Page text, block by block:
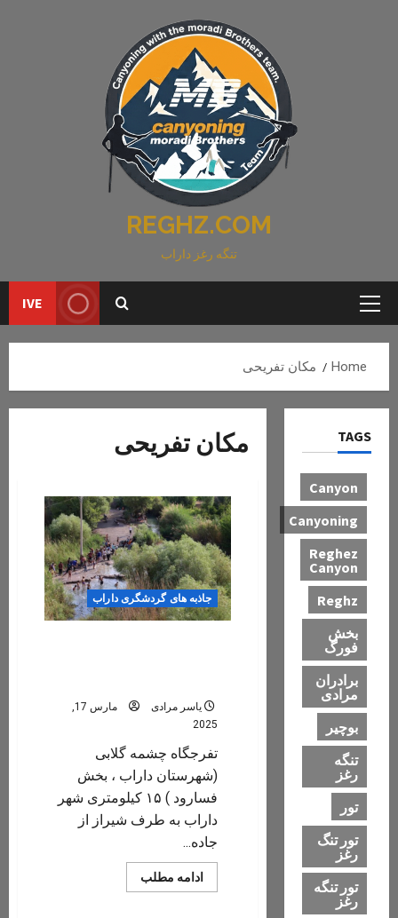
REGHZ.COM
تنگه رغز داراب
Primary
IVE
Home مکان تفریحی
مکان تفریحی
جاذبه های گردشگری داراب
یاسر مرادی
2025
تفرجگاه چشمه گلابی
(شهرستان داراب ، بخش
فسارود ) ۱۵ کیلومتری شهر
داراب به طرف شیراز از
جاده...
ادامه مطلب
more
TAGS
Canyon
Canyoning
Reghez
Canyon
Reghz
بخش
فورگ
برادران
مرادی
بوچیر
تنگه
رغز
تور
تور تنگ
رغز
تور تنگه
رغز